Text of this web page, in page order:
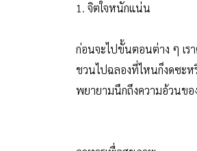
1. จิตใจหนักแน่น
ก่อนจะไปขั้นตอนต่าง ๆ เร
ชวนไปฉลองที่ไหนก็งดซะห
พยายามนึกถึงความอ้วนของ